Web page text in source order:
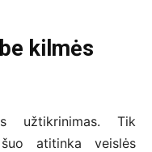
kilmės
užtikrinimas. Tik
atitinka veislės